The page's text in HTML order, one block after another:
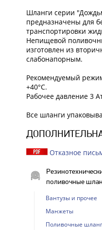
Шланги серии
предназначены для
транспортировки
Непищевой
изготовлен из
слабонапорным.
Рекомендуемый
+40°С.
Рабочее давление 3
Все шланги
Отказное
поливочные
Вантузы и прочее
Манжеты
Поливочные